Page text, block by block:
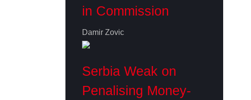
in Commission
Damir Zovic
Serbia Weak on
Penalising Money-